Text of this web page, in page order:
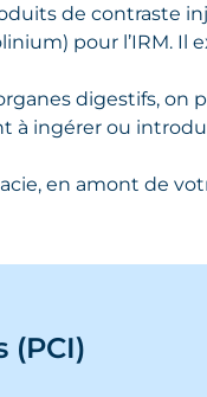
de contraste
pour l’IRM. Il
digestifs,
à ingérer ou
en amont de
(PCI)